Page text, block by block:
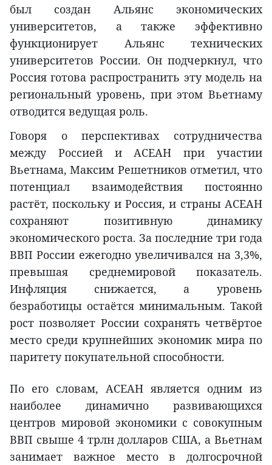
был создан Альянс экономических
университетов, а также эффективно
функционирует Альянс технических
университетов России. Он подчеркнул, что
Россия готова распространить эту модель на
региональный уровень, при этом Вьетнаму
отводится ведущая роль.
Говоря о перспективах сотрудничества
между Россией и АСЕАН при участии
Вьетнама, Максим Решетников отметил, что
потенциал взаимодействия постоянно
растёт, поскольку и Россия, и страны АСЕАН
сохраняют позитивную динамику
экономического роста. За последние три года
ВВП России ежегодно увеличивался на 3,3%,
превышая среднемировой показатель.
Инфляция снижается, а уровень
безработицы остаётся минимальным. Такой
рост позволяет России сохранять четвёртое
место среди крупнейших экономик мира по
паритету покупательной способности.
По его словам, АСЕАН является одним из
наиболее динамично развивающихся
центров мировой экономики с совокупным
ВВП свыше 4 трлн долларов США, а Вьетнам
занимает важное место в долгосрочной